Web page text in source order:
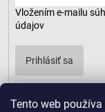
Tento web
Vložením e-mailu
údajov
Prihlásiť sa